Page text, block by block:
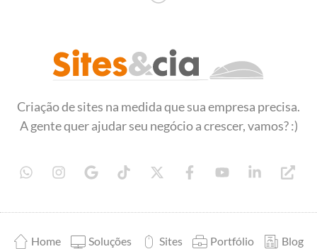
Criação de sites na medida que sua empresa precisa.
A gente quer ajudar seu negócio a crescer, vamos? :)
Home Soluções Sites Portfólio Blog